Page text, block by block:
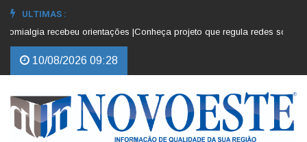
ULTIMAS :
recebeu orientações |Conheça projeto que regula redes sociais
10/08/2026 09:28